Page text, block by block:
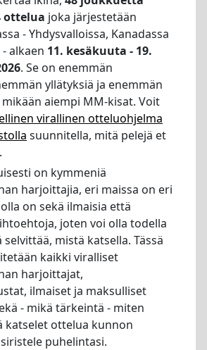
ottelua joka järjestetään
- Yhdysvalloissa, Kanadassa
alkaen 11. kesäkuuta - 19.
. Se on enemmän
yllätyksiä ja enemmän
aiempi MM-kisat. Voit
virallinen otteluohjelma
suunnitella, mitä pelejä et
on kymmeniä
harjoittajia, eri maissa on eri
on sekä ilmaisia että
joten voi olla todella
mistä katsella. Tässä
kaikki viralliset
harjoittajat,
ilmaiset ja maksulliset
- mikä tärkeintä - miten
katselet ottelua kunnon
puhelintasi.